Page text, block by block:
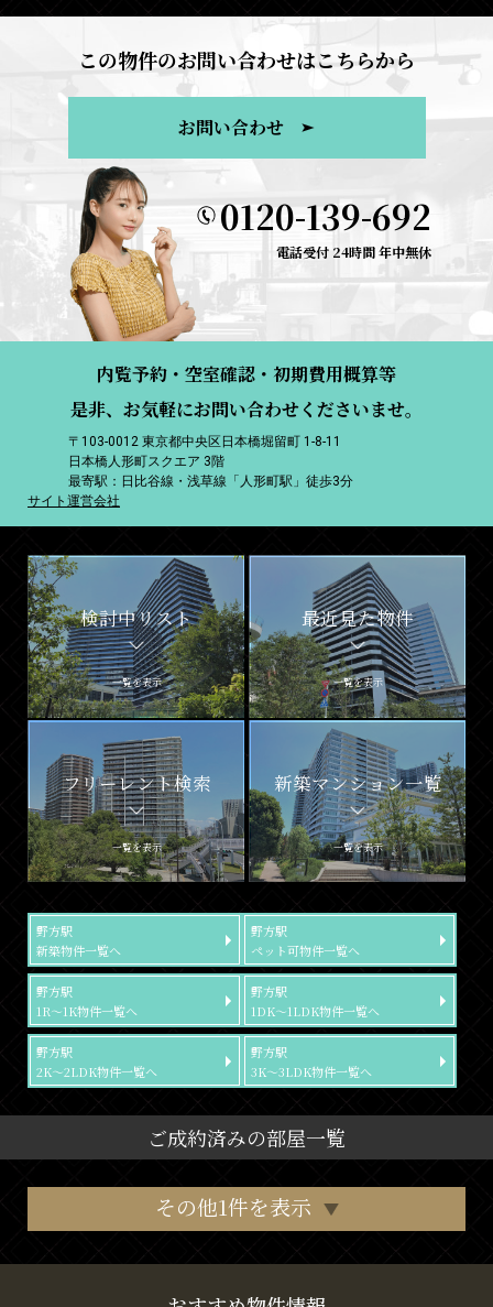
この物件のお問い合わせはこちらから
お問い合わせ
0120-139-692
電話受付 24時間 年中無休
内覧予約・空室確認・初期費用概算等
是非、お気軽にお問い合わせくださいませ。
〒103-0012 東京都中央区日本橋堀留町 1-8-11
日本橋人形町スクエア 3階
最寄駅：日比谷線・浅草線「人形町駅」徒歩3分
サイト運営会社
検討中リスト
一覧を表示
最近見た物件
一覧を表示
フリーレント検索
一覧を表示
新築マンション一覧
一覧を表示
野方駅
新築物件一覧へ
野方駅
ペット可物件一覧へ
野方駅
1R～1K物件一覧へ
野方駅
1DK～1LDK物件一覧へ
野方駅
2K～2LDK物件一覧へ
野方駅
3K～3LDK物件一覧へ
ご成約済みの部屋一覧
その他1件を表示